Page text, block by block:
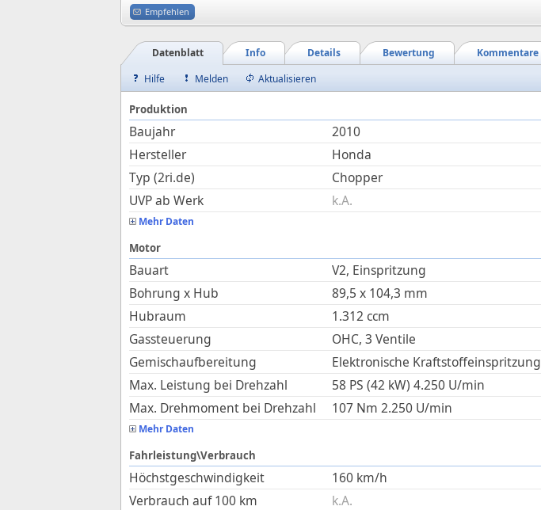
Empfehlen
Kommentare
Bewertung
Details
Info
Datenblatt
Hilfe Melden Aktualisieren
Produktion
Baujahr
2010
Hersteller
Honda
Typ (2ri.de)
Chopper
UVP ab Werk
k.A.
Mehr Daten
Motor
Bauart
V2, Einspritzung
Bohrung x Hub
89,5 x 104,3 mm
Hubraum
1.312 ccm
Gassteuerung
OHC, 3 Ventile
Gemischaufbereitung
Elektronische Kraftstoffeinspritzung
Max. Leistung bei Drehzahl
58 PS (42 kW) 4.250 U/min
Max. Drehmoment bei Drehzahl
107 Nm 2.250 U/min
Mehr Daten
Fahrleistung\Verbrauch
Höchstgeschwindigkeit 160 km/h
Verbrauch auf 100 km
k.A.